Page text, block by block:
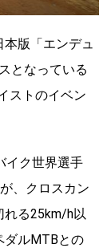
版「エンデュ
となっている
ストのイベン
イク世界選手
、クロスカン
れる25km/h以
ダルMTBとの